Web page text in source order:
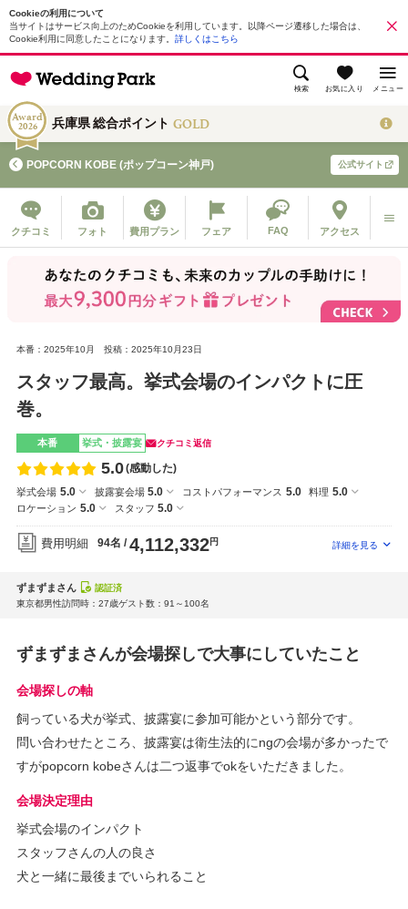
Cookieの利用について
当サイトはサービス向上のためCookieを利用しています。以降ページ遷移した場合は、
Cookie利用に同意したことになります。 詳しくはこちら
検索 お気に入り メニュー
Award
2026 兵庫県 総合ポイント GOLD
POPCORN KOBE (ポップコーン神戸) 公式サイト
クチコミ フォト 費用プラン フェア FAQ アクセス
本番：2025年10月 投稿：2025年10月23日
スタッフ最高。挙式会場のインパクトに圧
巻。
本番 挙式・披露宴 クチコミ返信
5.0(感動した)
挙式会場 5.0 披露宴会場 5.0 コストパフォーマンス 5.0 料理 5.0
ロケーション 5.0 スタッフ 5.0
費用明細 94名 4,112,332円
ずまずまさん
認証済
東京都男性訪問時：27歳ゲスト数：91～100名
ずまずまさんが会場探しで大事にしていたこと
会場探しの軸
飼っている犬が挙式、披露宴に参加可能かという部分です。
問い合わせたところ、披露宴は衛生法的にngの会場が多かったで
すがpopcorn kobeさんは二つ返事でokをいただきました。
会場決定理由
挙式会場のインパクト
スタッフさんの人の良さ
犬と一緒に最後までいられること